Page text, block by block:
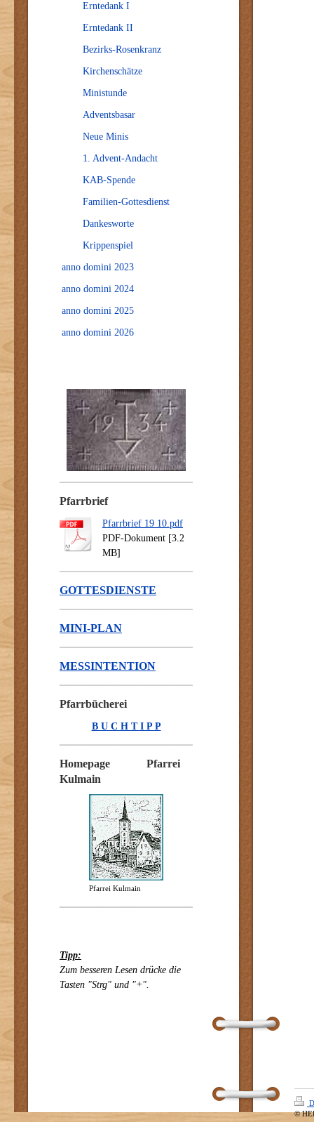
Erntedank I
Erntedank II
Bezirks-Rosenkranz
Kirchenschätze
Ministunde
Adventsbasar
Neue Minis
1. Advent-Andacht
KAB-Spende
Familien-Gottesdienst
Dankesworte
Krippenspiel
anno domini 2023
anno domini 2024
anno domini 2025
anno domini 2026
Pfarrbrief
Pfarrbrief 19 10.pdf
PDF-Dokument [3.2
MB]
GOTTESDIENSTE
MINI-PLAN
MESSINTENTION
Pfarrbücherei
B U C H T I P P
Homepage Pfarrei
Kulmain
Pfarrei Kulmain
Tipp:
Zum besseren Lesen drücke die
Tasten "Strg" und "+".
©